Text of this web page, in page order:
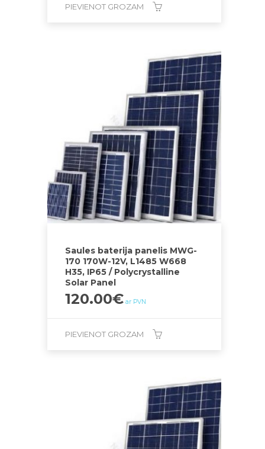
PIEVIENOT GROZAM
Saules baterija panelis MWG-
170 170W-12V, L1485 W668
H35, IP65 / Polycrystalline
Solar Panel
120.00€ ar PVN
PIEVIENOT GROZAM